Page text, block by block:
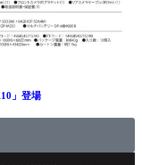
」登場